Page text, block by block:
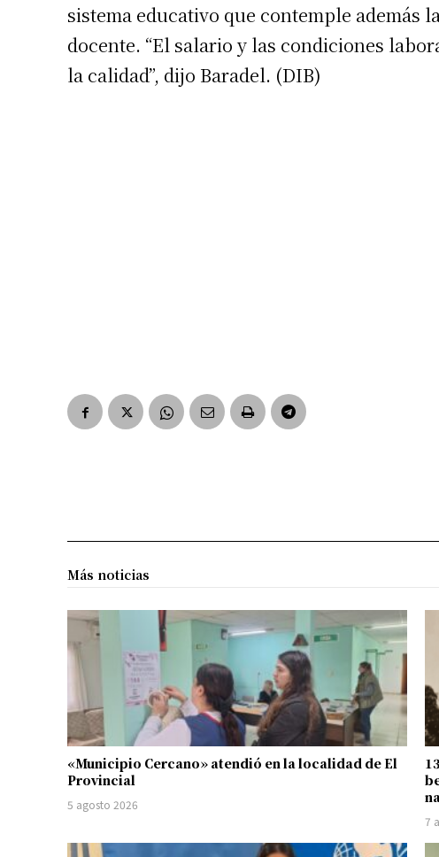
sistema educativo que contemple además
docente. “El salario y las condiciones
la calidad”, dijo Baradel. (DIB)
Más noticias
«Municipio Cercano» atendió en la localidad de El
Provincial
5 agosto 2026
7